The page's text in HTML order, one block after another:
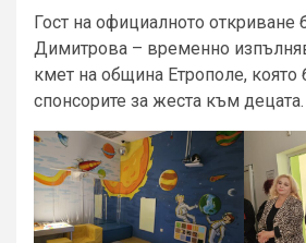
Гост на официалното откриване
Димитрова – временно
кмет на община Етрополе, която
спонсорите за жеста към децата.